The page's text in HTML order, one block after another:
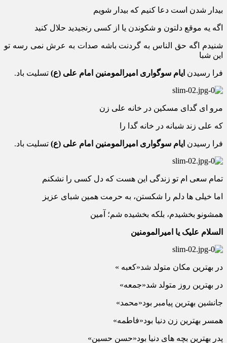
بیدار شدن است دعا کنیم که بیدار شویم
اگه یه موقع دلتون و شکوندن یا از کسی رنجیدید حلال کنید
شنیدم اگه حق الناس به گردنت باشه صدات به عرش نمی رسه تو
این شبا
فرا رسیدن ایام سوگواری امیرالمومنین امام علی (ع) تسلیت باد.
مرو ای گدای مسکین در خانه علی زن
که علی زند شبانه در خانه گدا را
فرا رسیدن ایام سوگواری امیرالمومنین امام علی (ع) تسلیت باد.
تمام سعی ام تو زندگی این هست که دل کسی را نشکنم
اما خیلی ها دلم را شکستن، به حرمت همین شبای عزیز
همشونو بخشیدم، بلکه بخشیده شم؛ آمین
السلام علیک یا امیرالمومنین
در بهترین مکان متولد شد«کعبه »
در بهترین روز متولد شد«جمعه»
جانشین بهترین پیامبر بود«محمد»
همسر بهترین زن دنیا بود«فاطمه»
پدر بهترین بچه های دنیا بود«حسن حسین»